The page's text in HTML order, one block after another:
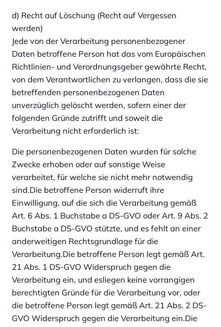
d) Recht auf Löschung (Recht auf Vergessen
werden)
Jede von der Verarbeitung personenbezogener
Daten betroffene Person hat das vom Europäischen
Richtlinien- und Verordnungsgeber gewährte Recht,
von dem Verantwortlichen zu verlangen, dass die sie
betreffenden personenbezogenen Daten
unverzüglich gelöscht werden, sofern einer der
folgenden Gründe zutrifft und soweit die
Verarbeitung nicht erforderlich ist:
Die personenbezogenen Daten wurden für solche
Zwecke erhoben oder auf sonstige Weise
verarbeitet, für welche sie nicht mehr notwendig
sind.Die betroffene Person widerruft ihre
Einwilligung, auf die sich die Verarbeitung gemäß
Art. 6 Abs. 1 Buchstabe a DS-GVO oder Art. 9 Abs. 2
Buchstabe a DS-GVO stützte, und es fehlt an einer
anderweitigen Rechtsgrundlage für die
Verarbeitung.Die betroffene Person legt gemäß Art.
21 Abs. 1 DS-GVO Widerspruch gegen die
Verarbeitung ein, und esliegen keine vorrangigen
berechtigten Gründe für die Verarbeitung vor, oder
die betroffene Person legt gemäß Art. 21 Abs. 2 DS-
GVO Widerspruch gegen die Verarbeitung ein.Die